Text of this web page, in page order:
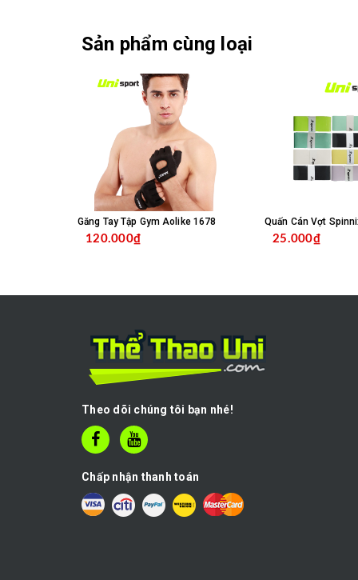
Sản phẩm cùng loại
Găng Tay Tập Gym Aolike 1678
120.000₫
Quấn Cán Vợt
25.000₫
Theo dõi chúng tôi bạn nhé!
Chấp nhận thanh toán